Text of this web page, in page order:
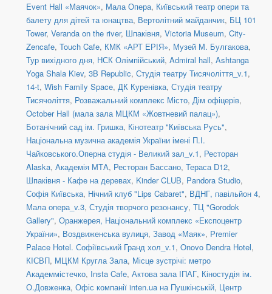
Event Hall «Маячок», Мала Опера, Київський театр опери та
балету для дітей та юнацтва, Вертолітний майданчик, БЦ 101
Tower, Veranda on the river, Шпаківня, Victoria Museum, City-
Zencafe, Touch Cafe, КМК «АРТ ЕРІЯ», Музей М. Булгакова,
Тур вихідного дня, НСК Олімпійський, Admiral hall, Ashtanga
Yoga Shala Kiev, 3B Republic, Студія театру Тисячоліття_v.1,
14-t, Wish Family Space, ДК Куренівка, Студія театру
Тисячоліття, Розважальний комплекс Місто, Дім офіцерів,
October Hall (мала зала МЦКМ «Жовтневий палац»),
Ботанічний сад ім. Гришка, Кінотеатр "Київська Русь",
Національна музична академія України імені П.І.
Чайковського.Оперна студія - Великий зал_v.1, Ресторан
Alaska, Академія МТА, Ресторан Бассано, Тераса D12,
Шпаківня - Кафе на деревах, Kinder CLUB, Pandora Studio,
Софія Київська, Нічний клуб "Lips Cabaret", ВДНГ, павільйон 4,
Мала опера_v.3, Студія творчого резонансу, ТЦ "Gorodok
Gallery", Оранжерея, Національний комплекс «Експоцентр
України», Воздвиженська вулиця, Завод «Маяк», Premier
Palace Hotel. Софіївський Гранд хол_v.1, Onovo Dendra Hotel,
КІСВП, МЦКМ Кругла Зала, Місце зустрічі: метро
Академмістечко, Insta Cafe, Актова зала ІПАГ, Кіностудія ім.
О.Довженка, Офіс компанії inten.ua на Пушкінській, Центр